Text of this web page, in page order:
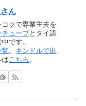
ん
クで専業主夫を
チューブとタイ語
です。
覧。 キンドルで出
はこちら 。